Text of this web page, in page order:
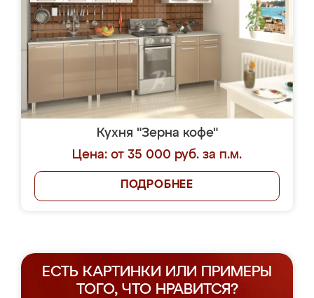
Кухня "Зерна кофе"
Цена: от 35 000 руб. за п.м.
ПОДРОБНЕЕ
ЕСТЬ КАРТИНКИ ИЛИ ПРИМЕРЫ
ТОГО, ЧТО НРАВИТСЯ?